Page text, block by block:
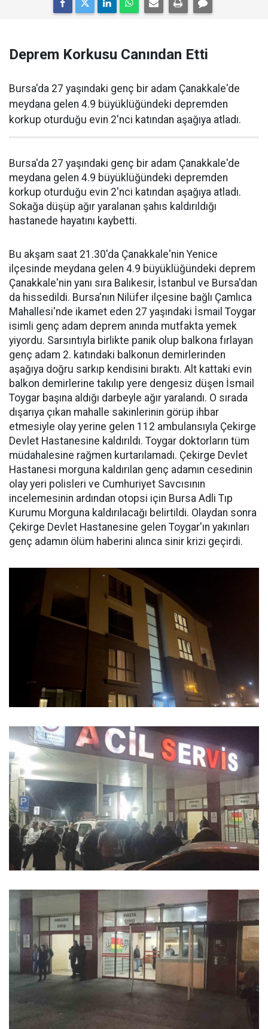
Deprem Korkusu Canından Etti
Bursa'da 27 yaşındaki genç bir adam Çanakkale'de
meydana gelen 4.9 büyüklüğündeki depremden
korkup oturduğu evin 2'nci katından aşağıya atladı.
Bursa'da 27 yaşındaki genç bir adam Çanakkale'de
meydana gelen 4.9 büyüklüğündeki depremden
korkup oturduğu evin 2'nci katından aşağıya atladı.
Sokağa düşüp ağır yaralanan şahıs kaldırıldığı
hastanede hayatını kaybetti.
Bu akşam saat 21.30'da Çanakkale'nin Yenice
ilçesinde meydana gelen 4.9 büyüklüğündeki deprem
Çanakkale'nin yanı sıra Balıkesir, İstanbul ve Bursa'dan
da hissedildi. Bursa'nın Nilüfer ilçesine bağlı Çamlıca
Mahallesi'nde ikamet eden 27 yaşındaki İsmail Toygar
isimli genç adam deprem anında mutfakta yemek
yiyordu. Sarsıntıyla birlikte panik olup balkona fırlayan
genç adam 2. katındaki balkonun demirlerinden
aşağıya doğru sarkıp kendisini bıraktı. Alt kattaki evin
balkon demirlerine takılıp yere dengesiz düşen İsmail
Toygar başına aldığı darbeyle ağır yaralandı. O sırada
dışarıya çıkan mahalle sakinlerinin görüp ihbar
etmesiyle olay yerine gelen 112 ambulansıyla Çekirge
Devlet Hastanesine kaldırıldı. Toygar doktorların tüm
müdahalesine rağmen kurtarılamadı. Çekirge Devlet
Hastanesi morguna kaldırılan genç adamın cesedinin
olay yeri polisleri ve Cumhuriyet Savcısının
incelemesinin ardından otopsi için Bursa Adli Tıp
Kurumu Morguna kaldırılacağı belirtildi. Olaydan sonra
Çekirge Devlet Hastanesine gelen Toygar'ın yakınları
genç adamın ölüm haberini alınca sinir krizi geçirdi.